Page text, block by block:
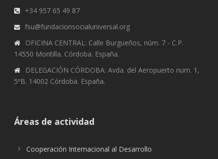
+34 957 65 49 87
fsu@fundacionsocialuniversal.org
OFICINA CENTRAL: Calle Burgueños, núm. 7 - C.P.
14550 Montilla. Córdoba. España.
DELEGACIÓN CÓRDOBA: Avda. del Aeropuerto num. 1,
5ºB. 14002 Córdoba. España.
Áreas de actividad
Cooperación Internacional al Desarrollo